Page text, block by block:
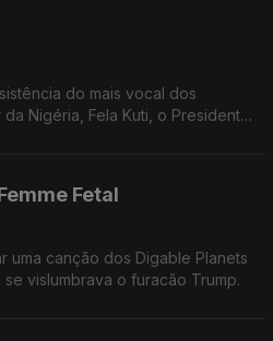
do mais vocal dos
Nigéria, Fela Kuti, o Presidente
Fetal
uma canção dos Digable Planets
vislumbrava o furacão Trump.